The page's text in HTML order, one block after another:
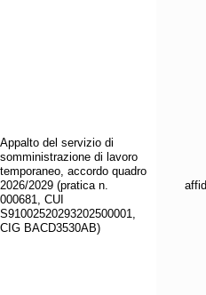
Appalto del servizio di
somministrazione di lavoro
temporaneo, accordo quadro
2026/2029 (pratica n.
000681, CUI
S91002520293202500001,
CIG BACD3530AB)